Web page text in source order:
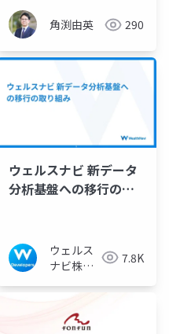
角渕由英 290
ウェルスナビ 新データ
分析基盤への移行の取
ウェルス
ナビ株式
7.8K